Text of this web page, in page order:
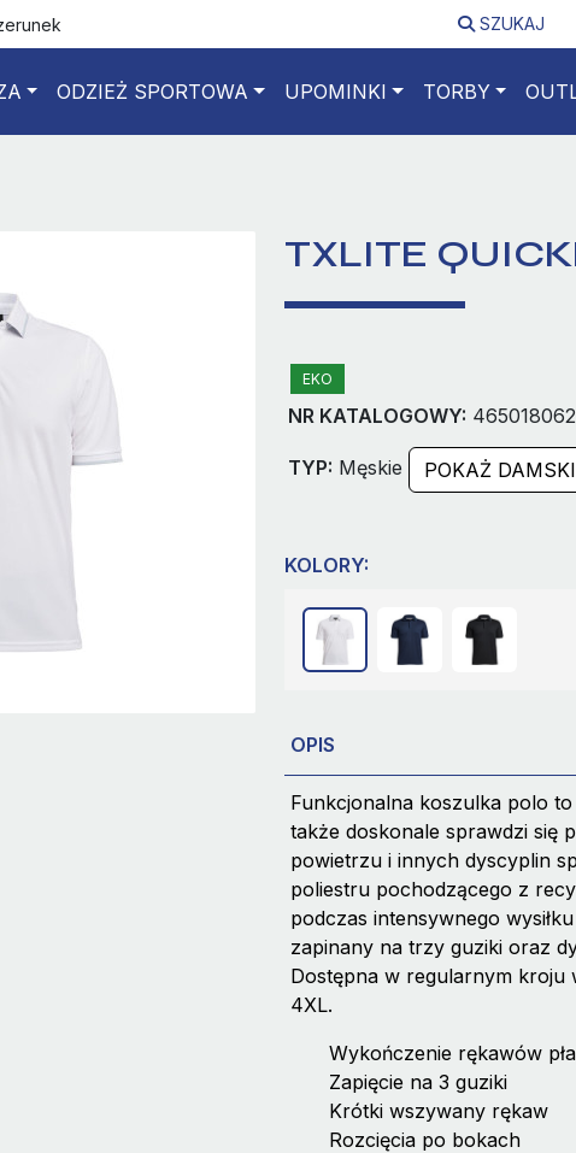
SZUKAJ
ODZIEŻ SPORTOWA UPOMINKI TORBY
TXLITE
EKO
NR KATALOGOWY: 465018062
TYP: Męskie POKAŻ DAMSKI
KOLORY:
OPIS
Funkcjonalna koszulka polo
także doskonale sprawdzi się
powietrzu i innych dyscyplin
poliestru pochodzącego z
podczas intensywnego
zapinany na trzy guziki oraz
Dostępna w regularnym kroju
4XL.
Wykończenie rękawów
Zapięcie na 3 guziki
Krótki wszywany rękaw
Rozcięcia po bokach